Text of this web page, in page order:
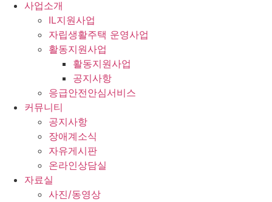
사업소개
IL지원사업
자립생활주택 운영사업
활동지원사업
활동지원사업
공지사항
응급안전안심서비스
커뮤니티
공지사항
장애계소식
자유게시판
온라인상담실
자료실
사진/동영상